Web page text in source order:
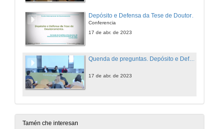
Conferencia
17 de abr. de 2023
Quenda de preguntas. Depósito e Defensa da Tese de Doutoramento
17 de abr. de 2023
Tamén che interesan